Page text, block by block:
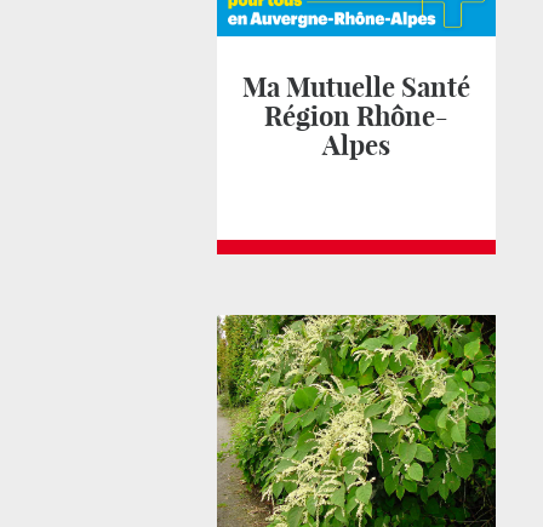
Ma Mutuelle Santé
Région Rhône-
Alpes